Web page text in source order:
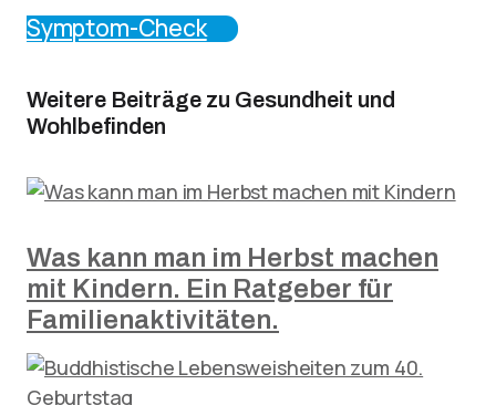
Symptom-Check
Weitere Beiträge zu Gesundheit und
Wohlbefinden
Was kann man im Herbst machen
mit Kindern. Ein Ratgeber für
Familienaktivitäten.